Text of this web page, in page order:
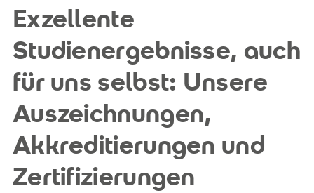
Exzellente
Studienergebnisse, auch
für uns selbst: Unsere
Auszeichnungen,
Akkreditierungen und
Zertifizierungen